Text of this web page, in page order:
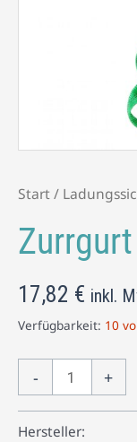
Start/
17,82 € inkl.
Verfügbarkeit: 10
- +
Hersteller: